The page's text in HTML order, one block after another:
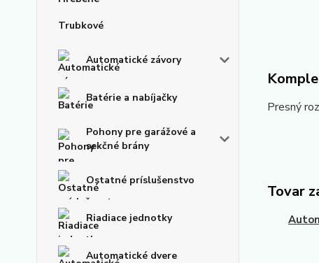
Trubkové
Automatické závory
Batérie a nabíjačky
Pohony pre garážové a
sekčné brány
Ostatné príslušenstvo
Riadiace jednotky
Automatické dvere
Presný
Tovar